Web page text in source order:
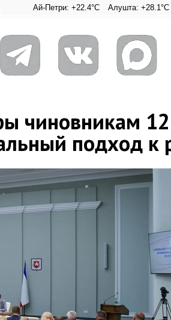
Петри: +22.4°C Алушта: +28.1°C
чиновникам 12
подход к